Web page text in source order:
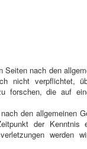
nach den
nicht verpflichtet,
forschen, die auf
den allgemeinen
der Kenntnis
werden